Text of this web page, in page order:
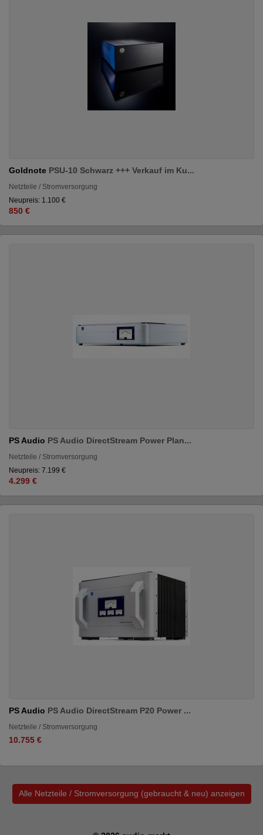
Goldnote PSU-10 Schwarz +++ Verkauf im Ku...
Netzteile / Stromversorgung
Neupreis: 1.100 €
850 €
PS Audio PS Audio DirectStream Power Plan...
Netzteile / Stromversorgung
Neupreis: 7.199 €
4.299 €
PS Audio PS Audio DirectStream P20 Power ...
Netzteile / Stromversorgung
10.755 €
Alle Netzteile / Stromversorgung (gebraucht & neu) anzeigen